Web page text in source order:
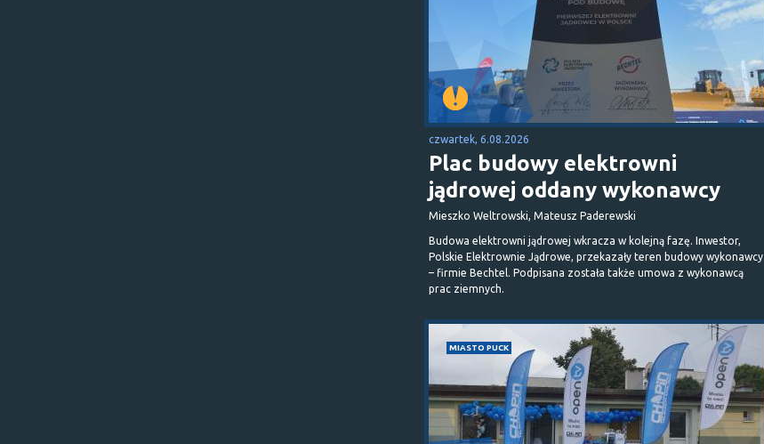
czwartek, 6.08.2026
Plac budowy elektrowni
jądrowej oddany wykonawcy
Mieszko Weltrowski, Mateusz Paderewski
Budowa elektrowni jądrowej wkracza w kolejną fazę. Inwestor,
Polskie Elektrownie Jądrowe, przekazały teren budowy wykonawcy
– firmie Bechtel. Podpisana została także umowa z wykonawcą
prac ziemnych.
MIASTO PUCK